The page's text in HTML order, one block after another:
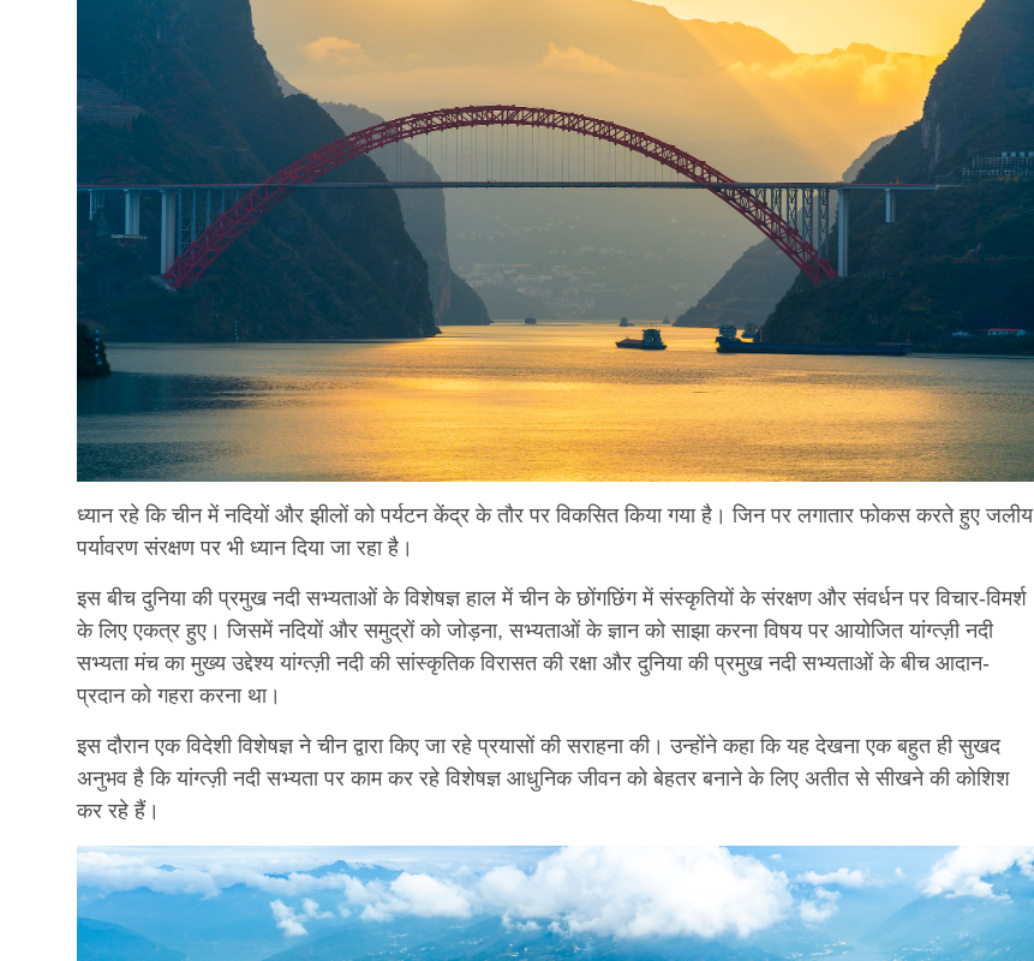
ध्यान रहे कि चीन में नदियों और झीलों को पर्यटन केंद्र के तौर पर विकसित किया गया है। जिन पर लगातार फोकस करते हुए जलीय
पर्यावरण संरक्षण पर भी ध्यान दिया जा रहा है।
इस बीच दुनिया की प्रमुख नदी सभ्यताओं के विशेषज्ञ हाल में चीन के छोंगछिंग में संस्कृतियों के संरक्षण और संवर्धन पर विचार-विमर्श
के लिए एकत्र हुए। जिसमें नदियों और समुद्रों को जोड़ना, सभ्यताओं के ज्ञान को साझा करना विषय पर आयोजित यांग्त्ज़ी नदी
सभ्यता मंच का मुख्य उद्देश्य यांग्त्ज़ी नदी की सांस्कृतिक विरासत की रक्षा और दुनिया की प्रमुख नदी सभ्यताओं के बीच आदान-
प्रदान को गहरा करना था।
इस दौरान एक विदेशी विशेषज्ञ ने चीन द्वारा किए जा रहे प्रयासों की सराहना की। उन्होंने कहा कि यह देखना एक बहुत ही सुखद
अनुभव है कि यांग्त्ज़ी नदी सभ्यता पर काम कर रहे विशेषज्ञ आधुनिक जीवन को बेहतर बनाने के लिए अतीत से सीखने की कोशिश
कर रहे हैं।